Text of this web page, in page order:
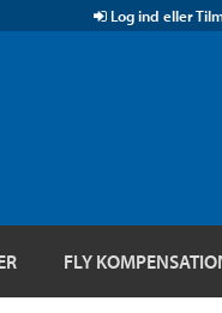
Log ind eller
FLY